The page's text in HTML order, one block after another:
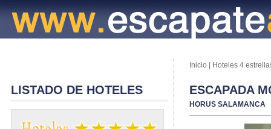
LISTADO DE HOTELES
Inicio Hoteles 4
ESCAPADA
HORUS SALAMANCA